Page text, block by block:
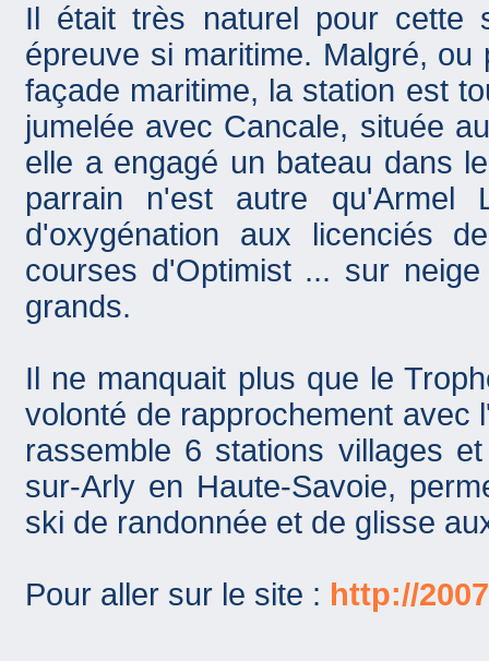
Il était très naturel pour cette
épreuve si maritime. Malgré,
façade maritime, la station est
jumelée avec Cancale, située
elle a engagé un bateau dans
parrain n'est autre qu'Armel
d'oxygénation aux licenciés
courses d'Optimist ... sur
grands.
Il ne manquait plus que le
volonté de rapprochement avec
rassemble 6 stations villages
sur-Arly en Haute-Savoie,
ski de randonnée et de glisse
Pour aller sur le site : http://